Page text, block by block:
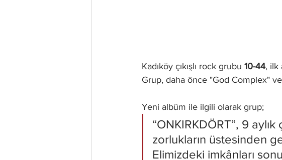
Kadıköy çıkışlı rock grubu 10-44, ilk
Grup, daha önce "God Complex" ve
Yeni albüm ile ilgili olarak grup;
“ONKIRKDÖRT”, 9
zorlukların üstesinden
Elimizdeki imkânları